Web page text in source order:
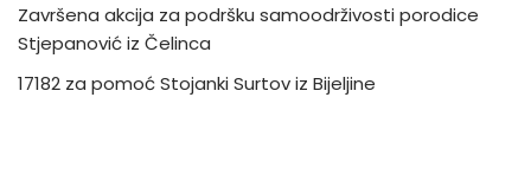
Završena akcija za podršku samoodrživosti porodice
Stjepanović iz Čelinca
17182 za pomoć Stojanki Surtov iz Bijeljine